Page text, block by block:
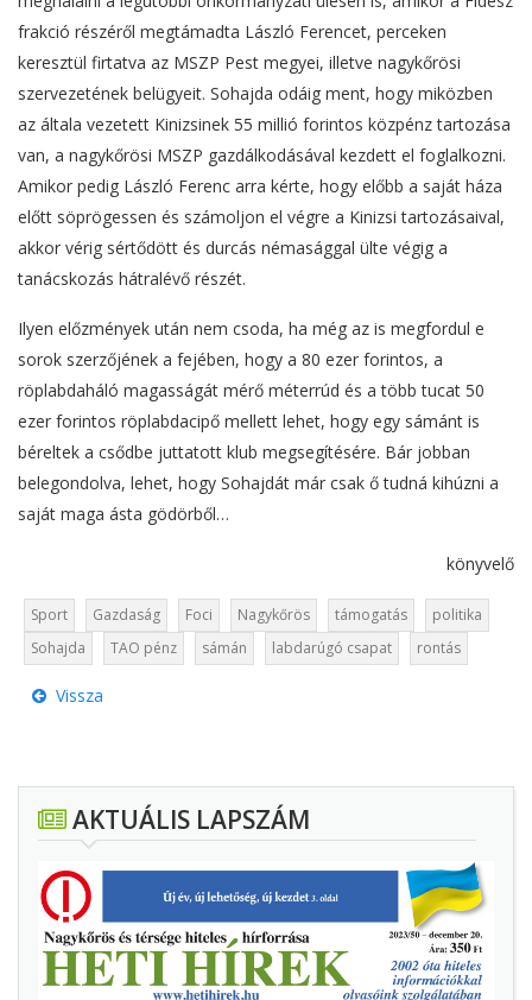
frakció részéről megtámadta László Ferencet, perceken
keresztül firtatva az MSZP Pest megyei, illetve nagykőrösi
szervezetének belügyeit. Sohajda odáig ment, hogy miközben
az általa vezetett Kinizsinek 55 millió forintos közpénz tartozása
van, a nagykőrösi MSZP gazdálkodásával kezdett el foglalkozni.
Amikor pedig László Ferenc arra kérte, hogy előbb a saját háza
előtt söprögessen és számoljon el végre a Kinizsi tartozásaival,
akkor vérig sértődött és durcás némasággal ülte végig a
tanácskozás hátralévő részét.
Ilyen előzmények után nem csoda, ha még az is megfordul e
sorok szerzőjének a fejében, hogy a 80 ezer forintos, a
röplabdaháló magasságát mérő méterrúd és a több tucat 50
ezer forintos röplabdacipő mellett lehet, hogy egy sámánt is
béreltek a csődbe juttatott klub megsegítésére. Bár jobban
belegondolva, lehet, hogy Sohajdát már csak ő tudná kihúzni a
saját maga ásta gödörből…
könyvelő
Sport Gazdaság Foci Nagykőrös támogatás
politika
Sohajda
TAO pénz sámán labdarúgó csapat rontás
Vissza
AKTUÁLIS LAPSZÁM